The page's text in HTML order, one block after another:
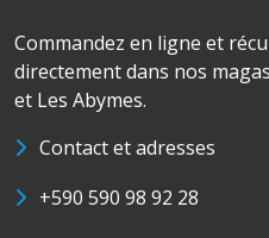
Commandez en ligne et
directement dans nos
et Les Abymes.
Contact et adresses
+590 590 98 92 28